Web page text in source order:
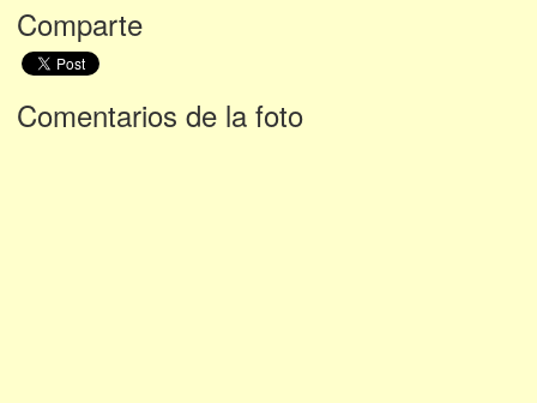
Comparte
Comentarios de la foto